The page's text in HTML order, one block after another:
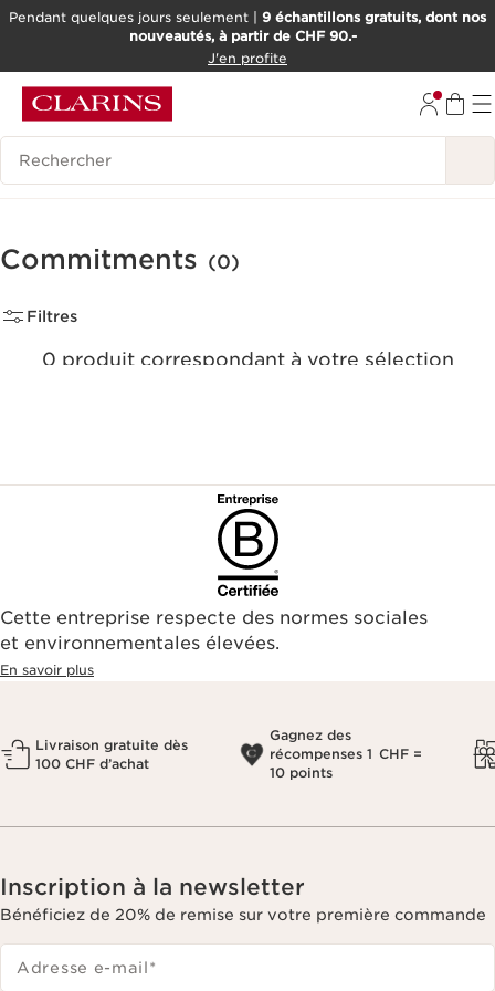
ALLER AU CONTENU
OUTIL D'ACCESSIBILITÉ
Pendant quelques jours seulement | 9 échantillons gratuits, dont nos
nouveautés, à partir de CHF 90.-
J'en profite
Historique des recherches
Commitments (0)
Filtres
0 produit correspondant à votre sélection
Cette entreprise respecte des normes sociales
et environnementales élevées.
En savoir plus
Livraison gratuite dès
100 CHF d’achat
Gagnez des
récompenses 1 CHF =
10 points
Inscription à la newsletter
Bénéficiez de 20% de remise sur votre première commande
Adresse e-mail*